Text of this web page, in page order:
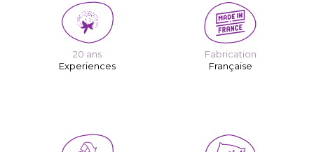
20 ans
Experiences
Fabrication
Française